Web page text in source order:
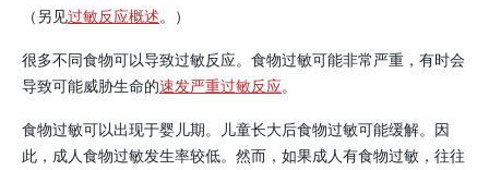
（另见过敏反应概述。）
很多不同食物可以导致过敏反应。食物过敏可能非常严重，有时会
导致可能威胁生命的速发严重过敏反应。
食物过敏可以出现于婴儿期。儿童长大后食物过敏可能缓解。因
此，成人食物过敏发生率较低。然而，如果成人有食物过敏，往往